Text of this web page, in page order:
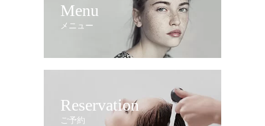
Menu
メニュー
Reservation
ご予約